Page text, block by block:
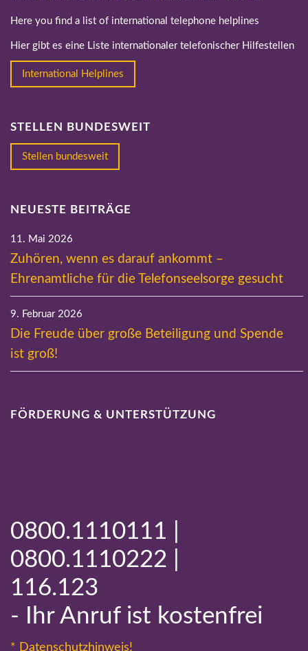
Here you find a list of international telephone helplines
Hier gibt es eine Liste internationaler telefonischer Hilfestellen
International Helplines
STELLEN BUNDESWEIT
Stellen bundesweit
NEUESTE BEITRÄGE
11. Mai 2026
Zuhören, wenn es darauf ankommt –
Ehrenamtliche für die Telefonseelsorge gesucht
9. Februar 2026
Die Freude über große Beteiligung und Spende
ist groß!
FÖRDERUNG & UNTERSTÜTZUNG
0800.1110111 |
0800.1110222 |
116.123
- Ihr Anruf ist kostenfrei
* Datenschutzhinweis!